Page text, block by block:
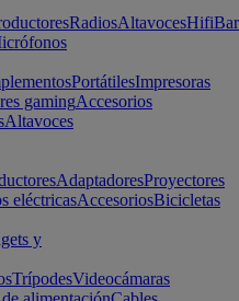
RadiosAltavocesHifi
PortátilesImpresoras
gamingAccesorios
Altavoces
AdaptadoresProyectores
eléctricasAccesoriosBicicletas
y
TrípodesVideocámaras